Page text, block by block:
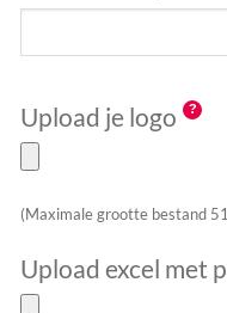
Upload je logo
(Maximale grootte bestand
Upload excel met